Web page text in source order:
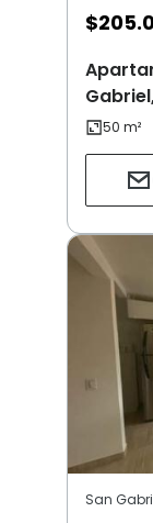
$
San